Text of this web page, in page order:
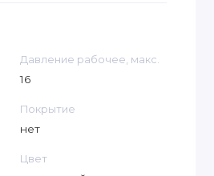
Давление рабочее, макс.
16
Покрытие
нет
Цвет